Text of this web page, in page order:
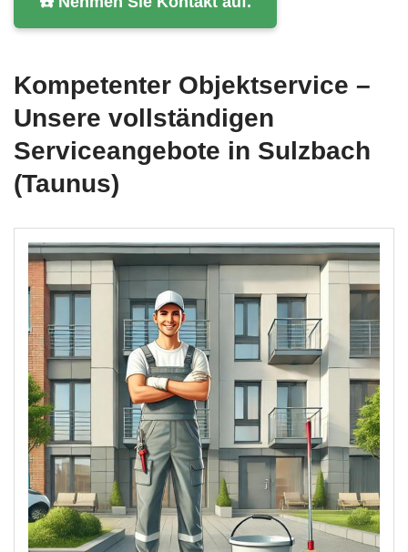
Kompetenter Objektservice –
Unsere vollständigen
Serviceangebote in Sulzbach
(Taunus)